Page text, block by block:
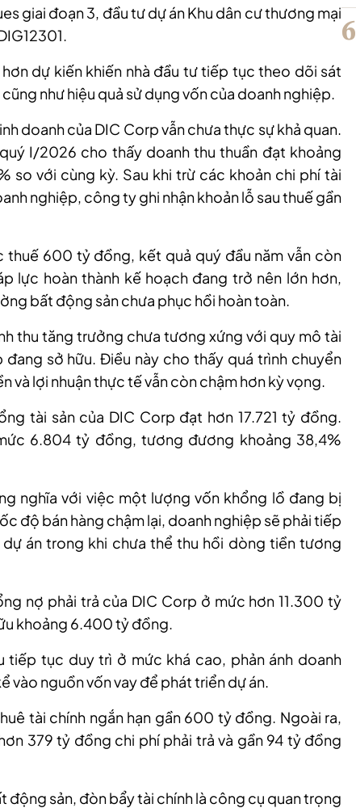
giai đoạn 3, đầu tư dự án Khu dân cư thương mại
dự kiến khiến nhà đầu tư tiếp tục theo dõi sát
như hiệu quả sử dụng vốn của doanh nghiệp.
doanh của DIC Corp vẫn chưa thực sự khả quan.
I/2026 cho thấy doanh thu thuần đạt khoảng
so với cùng kỳ. Sau khi trừ các khoản chi phí tài
nghiệp, công ty ghi nhận khoản lỗ sau thuế gần
thuế 600 tỷ đồng, kết quả quý đầu năm vẫn còn
lực hoàn thành kế hoạch đang trở nên lớn hơn,
bất động sản chưa phục hồi hoàn toàn.
thu tăng trưởng chưa tương xứng với quy mô tài
đang sở hữu. Điều này cho thấy quá trình chuyển
và lợi nhuận thực tế vẫn còn chậm hơn kỳ vọng.
tài sản của DIC Corp đạt hơn 17.721 tỷ đồng.
6.804 tỷ đồng, tương đương khoảng 38,4%
nghĩa với việc một lượng vốn khổng lồ đang bị
độ bán hàng chậm lại, doanh nghiệp sẽ phải tiếp
án trong khi chưa thể thu hồi dòng tiền tương
nợ phải trả của DIC Corp ở mức hơn 11.300 tỷ
khoảng 6.400 tỷ đồng.
tiếp tục duy trì ở mức khá cao, phản ánh doanh
vào nguồn vốn vay để phát triển dự án.
tài chính ngắn hạn gần 600 tỷ đồng. Ngoài ra,
379 tỷ đồng chi phí phải trả và gần 94 tỷ đồng
sản, đòn bẩy tài chính là công cụ quan trọng
6